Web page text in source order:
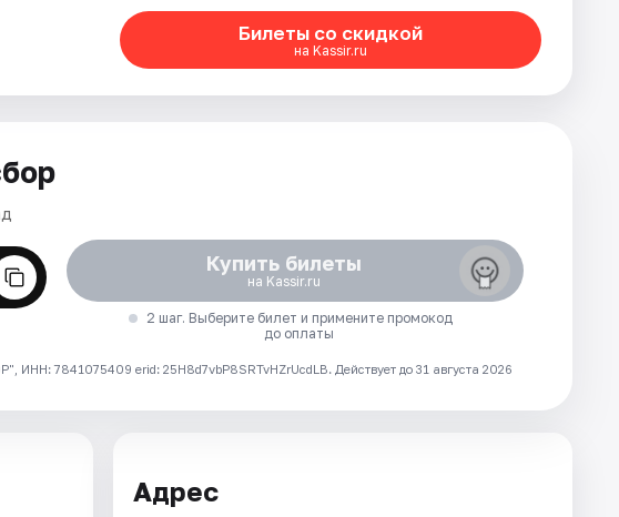
Билеты со скидкой
на Kassir.ru
Купить билеты
на Kassir.ru
2 шаг. Выберите билет и примените промокод
до оплаты
7841075409 erid: 25H8d7vbP8SRTvHZrUcdLB. Действует до 31 августа 2026
Адрес